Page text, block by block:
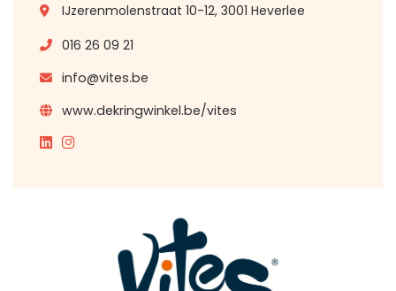
IJzerenmolenstraat 10-12, 3001 Heverlee
016 26 09 21
info@vites.be
www.dekringwinkel.be/vites